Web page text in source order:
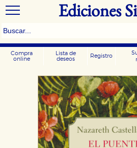
Ediciones
Compra
online
Lista de
deseos
Registro